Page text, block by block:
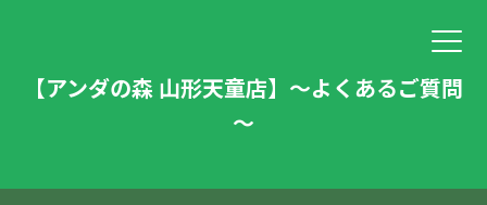
【アンダの森 山形天童店】～よくあるご質問
～